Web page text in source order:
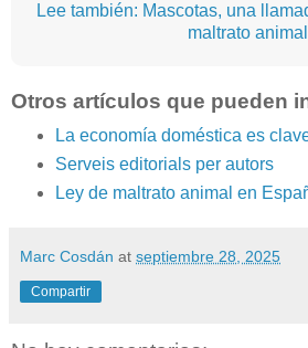
Lee también: Mascotas, una
maltrato animal
Otros artículos que pueden
La economía doméstica es
Serveis editorials per autors
Ley de maltrato animal en
Marc Cosdán at septiembre 28, 2025
Compartir